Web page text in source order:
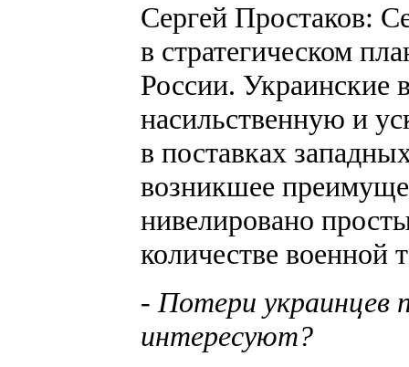
Сергей Простаков:
в стратегическом
России. Украинские
насильственную и
в поставках
возникшее
нивелировано
количестве военной
- Потери украинцев
интересуют?